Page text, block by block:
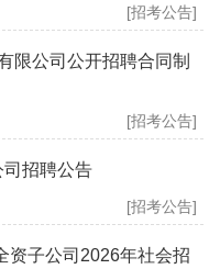
[招考公告]
限公司公开招聘合同制
[招考公告]
招聘公告
[招考公告]
资子公司2026年社会招